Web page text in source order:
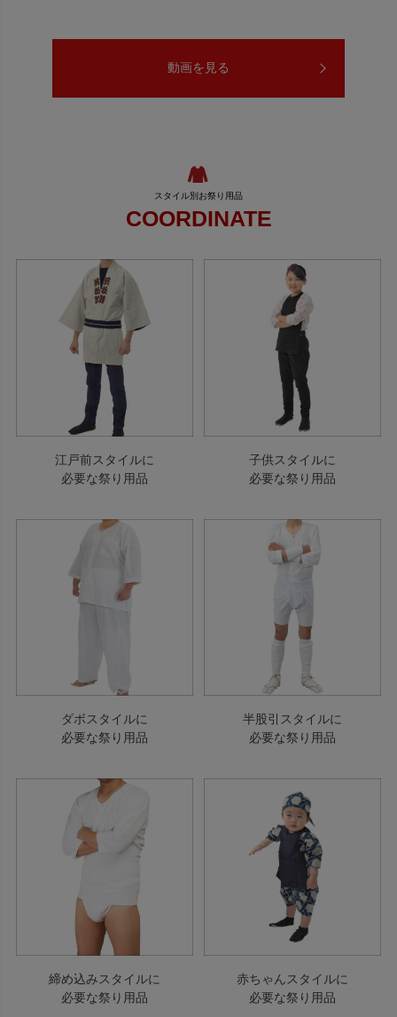
動画を見る
COORDINATE
江戸前スタイルに
必要な祭り用品
子供スタイルに
必要な祭り用品
ダボスタイルに
必要な祭り用品
半股引スタイルに
必要な祭り用品
締め込みスタイルに
必要な祭り用品
赤ちゃんスタイルに
必要な祭り用品